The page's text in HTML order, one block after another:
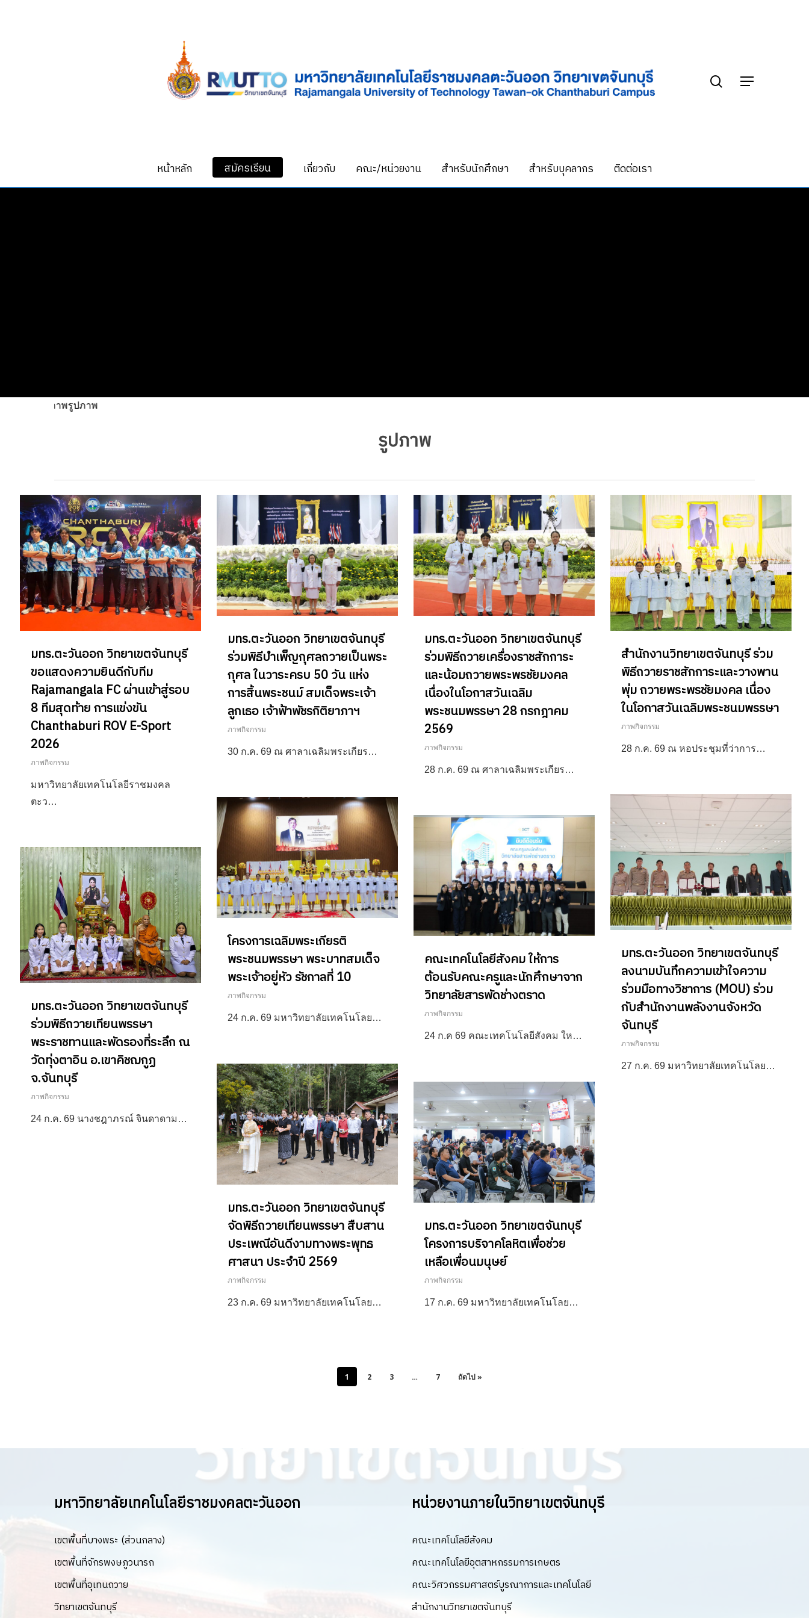
Menu
หน้าหลัก สมัครเรียน เกี่ยวกับ คณะ/หน่วยงาน สำหรับนักศึกษา สำหรับบุคลากร ติดต่อเรา
รูปภาพรูปภาพ
รูปภาพ
มทร.ตะวันออก วิทยาเขตจันทบุรี
ขอแสดงความยินดีกับทีม
Rajamangala FC ผ่านเข้าสู่รอบ
8 ทีมสุดท้าย การแข่งขัน
Chanthaburi ROV E-Sport
2026
ภาพกิจกรรม
มหาวิทยาลัยเทคโนโลยีราชมงคล
ตะว…
มทร.ตะวันออก วิทยาเขตจันทบุรี
ร่วมพิธีบำเพ็ญกุศลถวายเป็นพระ
กุศล ในวาระครบ 50 วัน แห่ง
การสิ้นพระชนม์ สมเด็จพระเจ้า
ลูกเธอ เจ้าฟ้าพัชรกิติยาภาฯ
ภาพกิจกรรม
30 ก.ค. 69 ณ ศาลาเฉลิมพระเกียร…
มทร.ตะวันออก วิทยาเขตจันทบุรี
ร่วมพิธีถวายเครื่องราชสักการะ
และน้อมถวายพระพรชัยมงคล
เนื่องในโอกาสวันเฉลิม
พระชนมพรรษา 28 กรกฎาคม
2569
ภาพกิจกรรม
28 ก.ค. 69 ณ ศาลาเฉลิมพระเกียร…
สำนักงานวิทยาเขตจันทบุรี ร่วม
พิธีถวายราชสักการะและวางพาน
พุ่ม ถวายพระพรชัยมงคล เนื่อง
ในโอกาสวันเฉลิมพระชนมพรรษา
ภาพกิจกรรม
28 ก.ค. 69 ณ หอประชุมที่ว่าการ…
มทร.ตะวันออก วิทยาเขตจันทบุรี
ลงนามบันทึกความเข้าใจความ
ร่วมมือทางวิชาการ (MOU) ร่วม
กับสำนักงานพลังงานจังหวัด
จันทบุรี
ภาพกิจกรรม
27 ก.ค. 69 มหาวิทยาลัยเทคโนโลย…
โครงการเฉลิมพระเกียรติ
พระชนมพรรษา พระบาทสมเด็จ
พระเจ้าอยู่หัว รัชกาลที่ 10
ภาพกิจกรรม
24 ก.ค. 69 มหาวิทยาลัยเทคโนโลย…
คณะเทคโนโลยีสังคม ให้การ
ต้อนรับคณะครูและนักศึกษาจาก
วิทยาลัยสารพัดช่างตราด
ภาพกิจกรรม
24 ก.ค 69 คณะเทคโนโลยีสังคม ให…
มทร.ตะวันออก วิทยาเขตจันทบุรี
ร่วมพิธีถวายเทียนพรรษา
พระราชทานและพัดรองที่ระลึก ณ
วัดทุ่งตาอิน อ.เขาคิชฌกูฏ
จ.จันทบุรี
ภาพกิจกรรม
24 ก.ค. 69 นางชฎาภรณ์ จินดาดาม…
มทร.ตะวันออก วิทยาเขตจันทบุรี
จัดพิธีถวายเทียนพรรษา สืบสาน
ประเพณีอันดีงามทางพระพุทธ
ศาสนา ประจำปี 2569
ภาพกิจกรรม
23 ก.ค. 69 มหาวิทยาลัยเทคโนโลย…
มทร.ตะวันออก วิทยาเขตจันทบุรี
โครงการบริจาคโลหิตเพื่อช่วย
เหลือเพื่อนมนุษย์
ภาพกิจกรรม
17 ก.ค. 69 มหาวิทยาลัยเทคโนโลย…
1 2 3 … 7 ถัดไป »
มหาวิทยาลัยเทคโนโลยีราชมงคลตะวันออก
เขตพื้นที่บางพระ (ส่วนกลาง)
เขตพื้นที่จักรพงษภูวนารถ
เขตพื้นที่อุเทนถวาย
วิทยาเขตจันทบุรี
หน่วยงานภายในวิทยาเขตจันทบุรี
คณะเทคโนโลยีสังคม
คณะเทคโนโลยีอุตสาหกรรมการเกษตร
คณะวิศวกรรมศาสตร์บูรณาการและเทคโนโลยี
สำนักงานวิทยาเขตจันทบุรี